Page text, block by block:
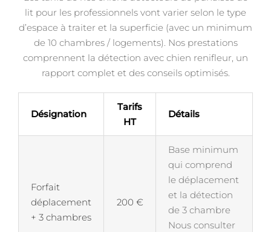
lit pour les professionnels vont varier selon le type
d’espace à traiter et la superficie (avec un minimum
de 10 chambres / logements). Nos prestations
comprennent la détection avec chien renifleur, un
rapport complet et des conseils optimisés.
Désignation
Tarifs
HT
Détails
Forfait
déplacement
+ 3 chambres
200 €
Base minimum
qui comprend
le déplacement
et la détection
de 3 chambre
Nous consulter